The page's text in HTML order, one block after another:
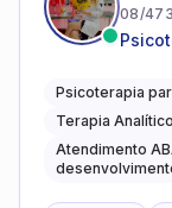
08/
Psicoterapia
Terapia
Atendimento